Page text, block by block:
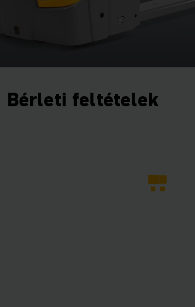
Bérleti feltételek